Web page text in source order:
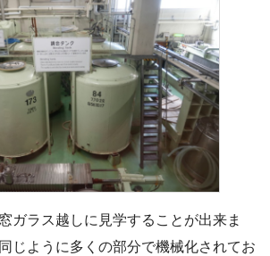
ガラス越しに見学することが出来ま
じように多くの部分で機械化されてお